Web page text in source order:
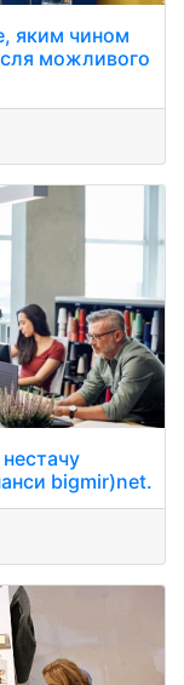
яким чином
можливого
нестачу
bigmir)net.